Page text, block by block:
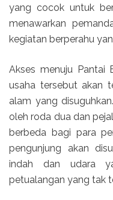
yang cocok untuk
menawarkan
kegiatan berperahu
Akses menuju Pantai
usaha tersebut akan
alam yang
oleh roda dua dan
berbeda bagi para
pengunjung akan
indah dan udara
petualangan yang tak